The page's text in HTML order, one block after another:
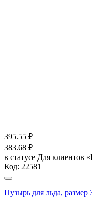
395.55 ₽
383.68 ₽
в статусе Для клиентов
Код: 22581
Пузырь для льда,